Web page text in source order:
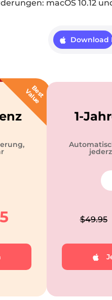
macOS 10.12
Download
B
e
s
t
V
a
l
u
e
1-
$49.95